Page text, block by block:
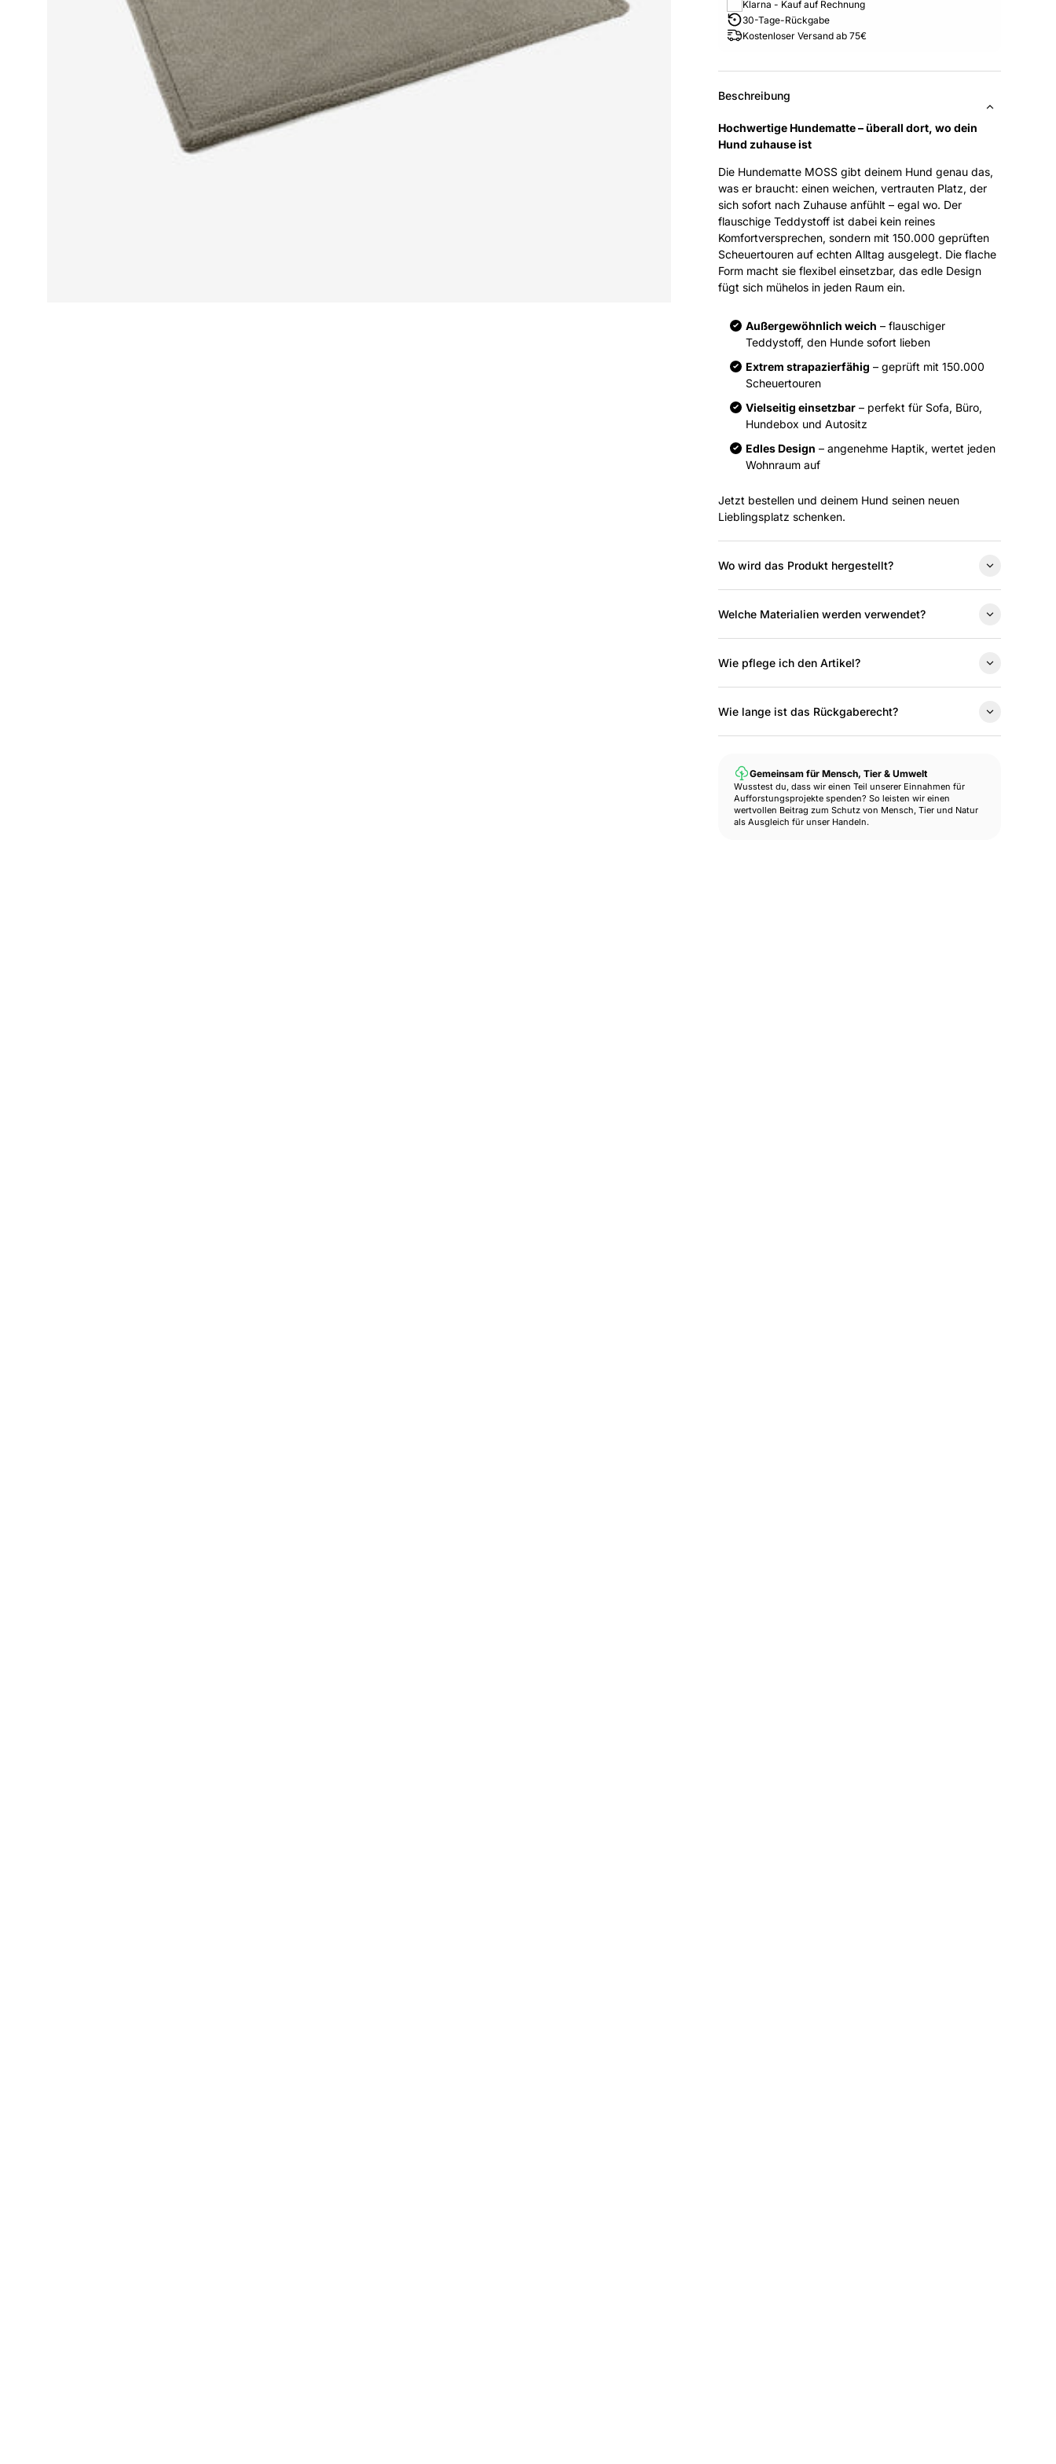
Klarna - Kauf auf Rechnung
30-Tage-Rückgabe
Kostenloser Versand ab 75€
Beschreibung
Hochwertige Hundematte – überall dort, wo dein
Hund zuhause ist
Die Hundematte MOSS gibt deinem Hund genau das,
was er braucht: einen weichen, vertrauten Platz, der
sich sofort nach Zuhause anfühlt – egal wo. Der
flauschige Teddystoff ist dabei kein reines
Komfortversprechen, sondern mit 150.000 geprüften
Scheuertouren auf echten Alltag ausgelegt. Die flache
Form macht sie flexibel einsetzbar, das edle Design
fügt sich mühelos in jeden Raum ein.
Außergewöhnlich weich – flauschiger
Teddystoff, den Hunde sofort lieben
Extrem strapazierfähig – geprüft mit 150.000
Scheuertouren
Vielseitig einsetzbar – perfekt für Sofa, Büro,
Hundebox und Autositz
Edles Design – angenehme Haptik, wertet jeden
Wohnraum auf
Jetzt bestellen und deinem Hund seinen neuen
Lieblingsplatz schenken.
Wo wird das Produkt hergestellt?
Welche Materialien werden verwendet?
Wie pflege ich den Artikel?
Wie lange ist das Rückgaberecht?
Gemeinsam für Mensch, Tier & Umwelt
Wusstest du, dass wir einen Teil unserer Einnahmen für
Aufforstungsprojekte spenden? So leisten wir einen
wertvollen Beitrag zum Schutz von Mensch, Tier und Natur
als Ausgleich für unser Handeln.